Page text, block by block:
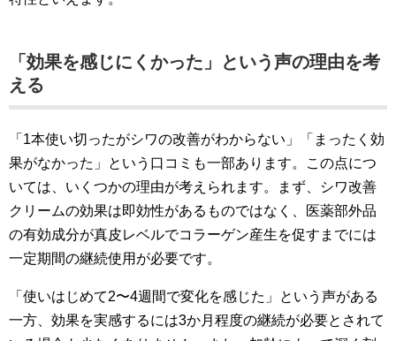
「効果を感じにくかった」という声の理由を考
える
「1本使い切ったがシワの改善がわからない」「まったく効
果がなかった」という口コミも一部あります。この点につ
いては、いくつかの理由が考えられます。まず、シワ改善
クリームの効果は即効性があるものではなく、医薬部外品
の有効成分が真皮レベルでコラーゲン産生を促すまでには
一定期間の継続使用が必要です。
「使いはじめて2〜4週間で変化を感じた」という声がある
一方、効果を実感するには3か月程度の継続が必要とされて